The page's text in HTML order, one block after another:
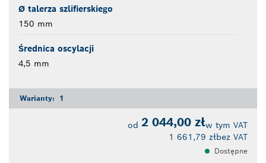
Ø talerza szlifierskiego
150 mm
Średnica oscylacji
4,5 mm
Warianty: 1
od 2 044,00 złw tym VAT
1 661,79 złbez VAT
Dostępne